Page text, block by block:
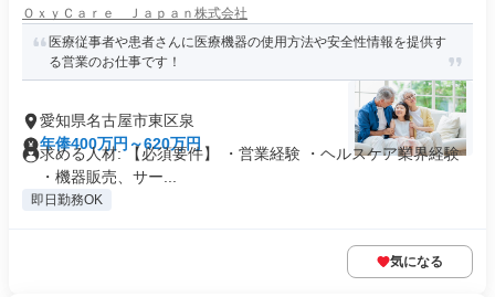
ＯｘｙＣａｒｅ Ｊａｐａｎ株式会社
医療従事者や患者さんに医療機器の使用方法や安全性情報を提供す
る営業のお仕事です！
愛知県名古屋市東区泉
年俸400万円～620万円
求める人材: 【必須要件】 ・営業経験 ・ヘルスケア業界経験
・機器販売、サー...
即日勤務OK
気になる